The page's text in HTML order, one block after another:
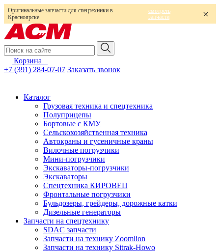
Оригинальные запчасти для спецтехники в
Красноярске
смотреть
запчасти
Корзина
+7 (391) 284-07-07 Заказать звонок
Каталог
Грузовая техника и спецтехника
Полуприцепы
Бортовые с КМУ
Сельскохозяйственная техника
Автокраны и гусеничные краны
Вилочные погрузчики
Мини-погрузчики
Экскаваторы-погрузчики
Экскаваторы
Спецтехника КИРОВЕЦ
Фронтальные погрузчики
Бульдозеры, грейдеры, дорожные катки
Дизельные генераторы
Запчасти на спецтехнику
SDAC запчасти
Запчасти на технику Zoomlion
Запчасти на технику Sitrak-Howo